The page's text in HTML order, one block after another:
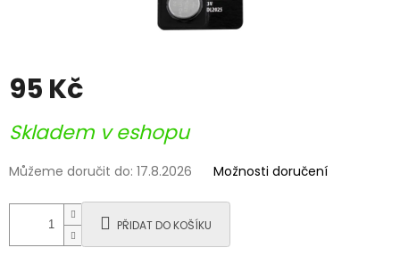
95 Kč
cena:
Skladem v eshopu
Můžeme doručit do: 17.8.2026 Možnosti doručení
PŘIDAT DO KOŠÍKU